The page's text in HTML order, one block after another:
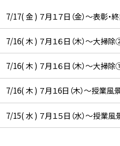
7/17( 金 ) ７月１７日（金）～表彰・
7/16( 木 ) ７月１６日（木）～大掃
7/16( 木 ) ７月１６日（木）～大掃
7/16( 木 ) ７月１6日（木）～授業風
7/15( 水 ) ７月１５日（水）～授業